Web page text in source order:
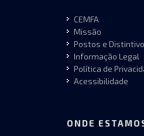
CEMFA
Missão
Postos e
Informação Legal
Política de
Acessibilidade
ONDE